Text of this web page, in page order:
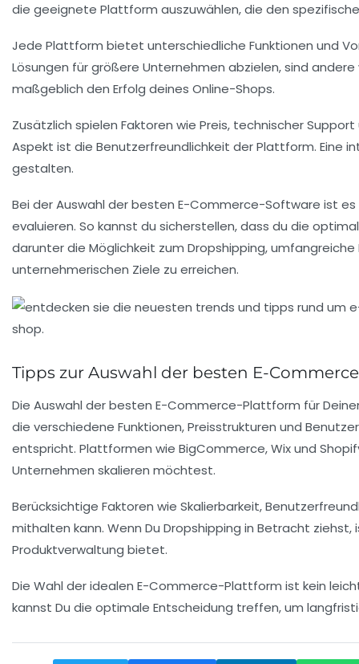
die geeignete Plattform auszuwählen, die den
Jede Plattform bietet unterschiedliche Funktionen und
Lösungen für größere Unternehmen abzielen, sind
maßgeblich den Erfolg deines Online-Shops.
Zusätzlich spielen Faktoren wie Preis, technischer Support
Aspekt ist die Benutzerfreundlichkeit der Plattform. Eine
gestalten.
Bei der Auswahl der besten E-Commerce-Software ist
evaluieren. So kannst du sicherstellen, dass du die
darunter die Möglichkeit zum Dropshipping, umfangreiche
unternehmerischen Ziele zu erreichen.
Tipps zur Auswahl der besten E-
Die Auswahl der besten E-Commerce-Plattform für
die verschiedene Funktionen, Preisstrukturen und
entspricht. Plattformen wie BigCommerce,Wixund
Unternehmen skalieren möchtest.
Berücksichtige Faktoren wie Skalierbarkeit,
mithalten kann. Wenn Du Dropshipping in Betracht
Produktverwaltung bietet.
Die Wahl der idealen E-Commerce-Plattform ist kein
kannst Du die optimale Entscheidung treffen, um